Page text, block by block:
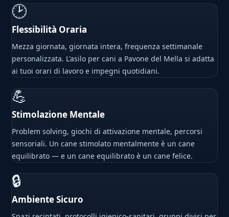
🕑
Flessibilità Oraria
Mezza giornata, giornata intera, frequenza settimanale
personalizzata. L'asilo per cani a Pavone del Mella si adatta
ai tuoi orari di lavoro e impegni quotidiani.
💪
Stimolazione Mentale
Problem solving, giochi di attivazione mentale, percorsi
sensoriali. Un cane stimolato mentalmente è un cane
equilibrato — e un cane equilibrato è un cane felice.
🔒
Ambiente Sicuro